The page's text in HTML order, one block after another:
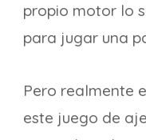
propio motor lo
para jugar una
Pero realmente
este juego de